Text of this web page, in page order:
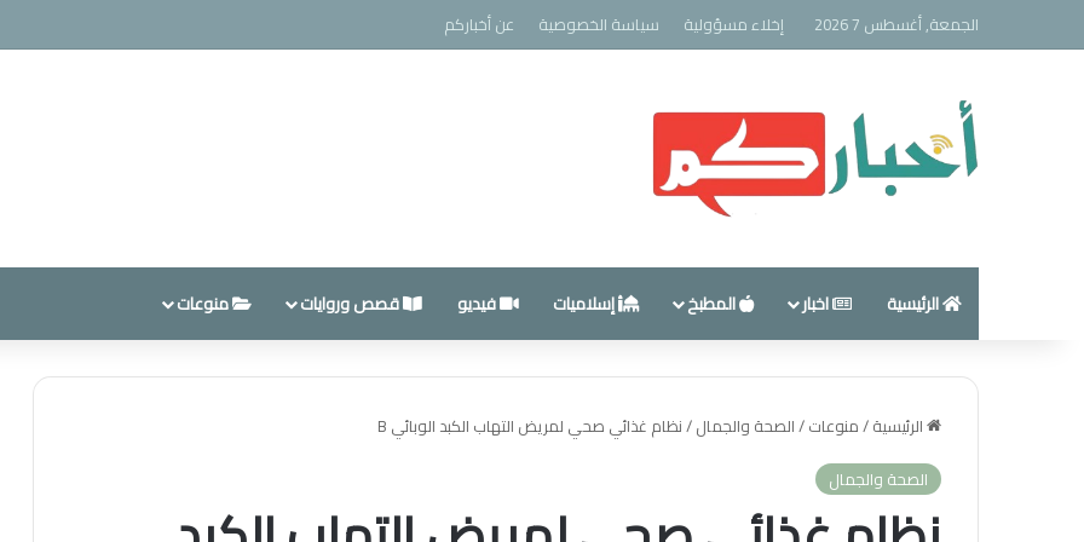
الجمعة, أغسطس 7 2026 إخلاء مسؤولية سياسة الخصوصية عن أخباركم
الرئيسية اخبار المطبخ إسلاميات فيديو قصص وروايات منوعات
الرئيسية/منوعات/الصحة والجمال/نظام غذائي صحي لمريض التهاب الكبد الوبائي B
الصحة والجمال